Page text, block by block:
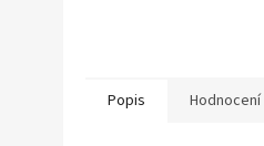
Popis Hodnocení